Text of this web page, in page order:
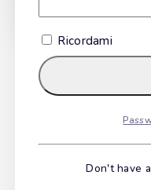
Use above code to
when checkout. Don't
Ricordami
Don't have